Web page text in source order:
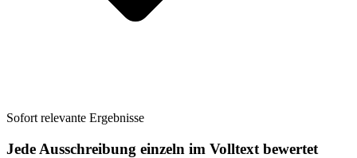
Sofort relevante Ergebnisse
Jede Ausschreibung einzeln im Volltext bewertet